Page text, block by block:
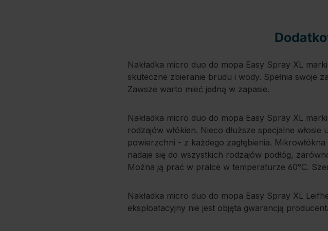
Nakładka micro duo do mopa Easy Spray XL
skuteczne zbieranie brudu i wody. Spełnia swoje
Zawsze warto mieć jedną w zapasie.
Nakładka micro duo do mopa Easy Spray XL
rodzajów włókien. Nieco dłuższe specjalne
powierzchni - z każdego zagłębienia.
nadaje się do wszystkich rodzajów podłóg,
Można ją prać w pralce w temperaturze 60°C.
Nakładka micro duo do mopa Easy Spray XL
eksploatacyjny nie jest objęta gwarancją